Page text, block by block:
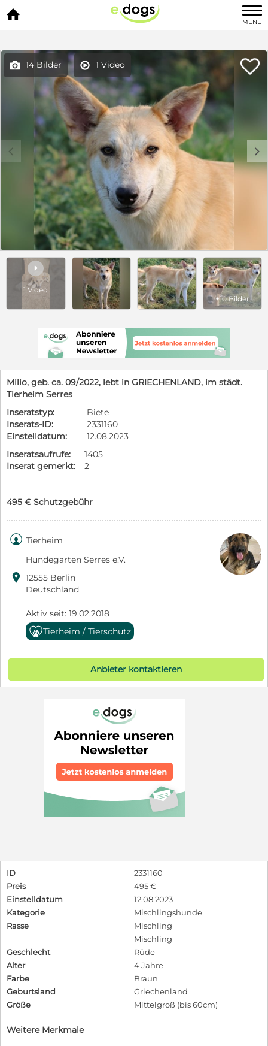

MENÜ
 14 Bilder  1 Video 
c d

1 Video
+10 Bilder
Milio, geb. ca. 09/2022, lebt in GRIECHENLAND, im städt.
Tierheim Serres
Inseratstyp:
Biete
Inserats-ID:
2331160
Einstelldatum:
12.08.2023
Inseratsaufrufe:
1405
Inserat gemerkt:
2
495 € Schutzgebühr
 Tierheim
Hundegarten Serres e.V.
 12555 Berlin
Deutschland
Aktiv seit: 19.02.2018
Tierheim / Tierschutz
Anbieter kontaktieren
ID
2331160
Preis
495 €
Einstelldatum
12.08.2023
Kategorie
Mischlingshunde
Rasse
Mischling
Mischling
Geschlecht
Rüde
Alter
4 Jahre
Farbe
Braun
Geburtsland
Griechenland
Größe
Mittelgroß (bis 60cm)
Weitere Merkmale